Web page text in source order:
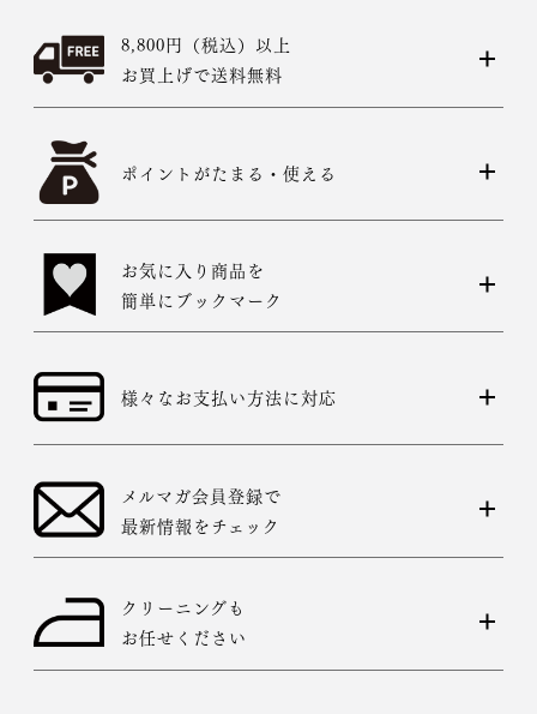
8,800円（税込）以上
お買上げで送料無料
ポイントがたまる・使える
お気に入り商品を
簡単にブックマーク
様々なお支払い方法に対応
メルマガ会員登録で
最新情報をチェック
クリーニングも
お任せください